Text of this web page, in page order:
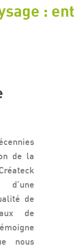
:
de la
de
de
nous